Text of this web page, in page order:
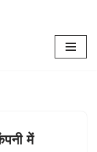
में